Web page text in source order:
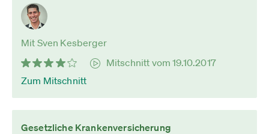
Mit Sven Kesberger
Mitschnitt vom 19.10.2017
Zum Mitschnitt
Gesetzliche Krankenversicherung